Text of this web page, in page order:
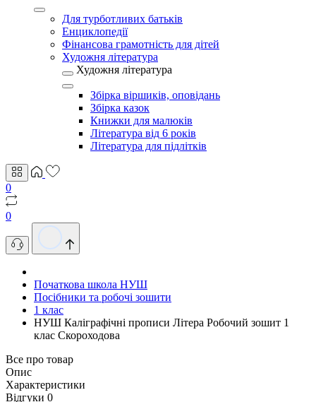
Для турботливих батьків
Енциклопедії
Фінансова грамотність для дітей
Художня література
Художня література
Збірка віршиків, оповідань
Збірка казок
Книжки для малюків
Література від 6 років
Література для підлітків
0
0
Початкова школа НУШ
Посібники та робочі зошити
1 клас
НУШ Каліграфічні прописи Літера Робочий зошит 1
клас Скороходова
Все про товар
Опис
Характеристики
Відгуки 0